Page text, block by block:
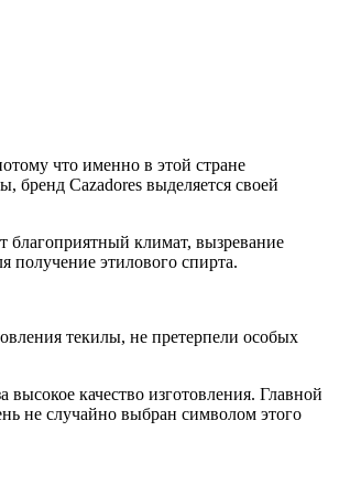
что именно в этой стране
бренд Cazadores выделяется своей
благоприятный климат, вызревание
получение этилового спирта.
текилы, не претерпели особых
качество изготовления. Главной
не случайно выбран символом этого